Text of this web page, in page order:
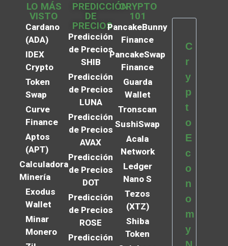
LO MÁS
VISTO
Cardano
(ADA)
IDEX
Crypto
Token
Swap
Curve
Finance
Aptos
(APT)
Calculadora
Minería
Exodus
Wallet
Minar
Monero
PREDICCIÓN
DE
PRECIOS
Predicción
de Precios
SHIB
Predicción
de Precios
LUNA
Predicción
de Precios
AVAX
Predicción
de Precios
DOT
Predicción
de Precios
ROSE
Predicción
CRYPTO
101
PancakeBunny
Finance
PancakeSwap
Finance
Guarda
Wallet
Tronscan
SushiSwap
Acala
Network
Ledger
Nano S
Tezos
(XTZ)
Shiba
Token
C
r
y
p
t
o
E
c
o
n
o
m
y